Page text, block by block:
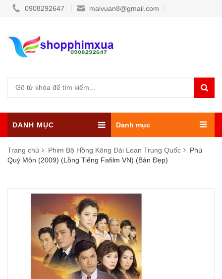
0908292647 maivuan8@gmail.com
DANH MỤC Danh mục
Trang chủ Phim Bộ Hồng Kông Đài Loan Trung Quốc
Phú
Quý Môn (2009) (Lồng Tiếng Fafilm VN) (Bản Đẹp)